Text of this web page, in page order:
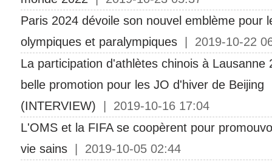
Paris 2024 dévoile son nouvel emblème pour
olympiques et paralympiques | 2019-10-22
La participation d'athlètes chinois à Lausanne
belle promotion pour les JO d'hiver de Beijing
(INTERVIEW) | 2019-10-16 17:04
L'OMS et la FIFA se coopèrent pour
vie sains | 2019-10-05 02:44